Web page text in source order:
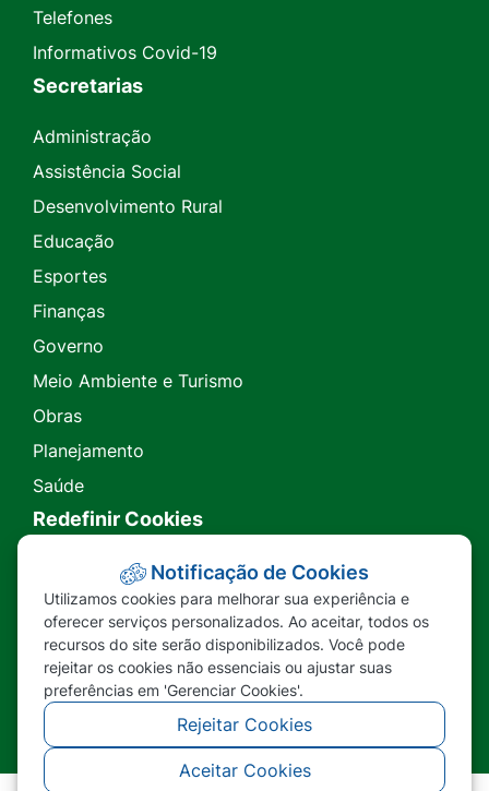
Telefones
Informativos Covid-19
Secretarias
Administração
Assistência Social
Desenvolvimento Rural
Educação
Esportes
Finanças
Governo
Meio Ambiente e Turismo
Obras
Planejamento
Saúde
Redefinir Cookies
Transparência
Ouvidoria
SIC
Notificação de Cookies
Utilizamos cookies para melhorar sua experiência e
oferecer serviços personalizados. Ao aceitar, todos os
recursos do site serão disponibilizados. Você pode
rejeitar os cookies não essenciais ou ajustar suas
preferências em 'Gerenciar Cookies'.
Rejeitar Cookies
Aceitar Cookies